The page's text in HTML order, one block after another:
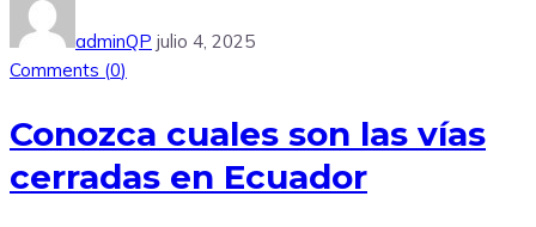
adminQP julio 4, 2025
Comments (0)
Conozca cuales son las vías
cerradas en Ecuador